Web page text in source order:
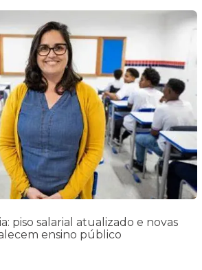
piso salarial atualizado e novas
ensino público